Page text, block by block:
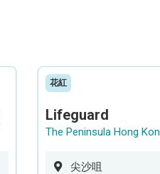
花紅
Lifeguard
The Peninsula Hong
尖沙咀